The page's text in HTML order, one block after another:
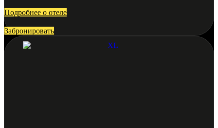
Подробнее о отеле
Забронировать